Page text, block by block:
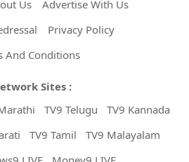
Us
Advertise With Us
Privacy Policy
And Conditions
Sites :
TV9 Telugu
TV9 Kannada
TV9 Tamil
TV9 Malayalam